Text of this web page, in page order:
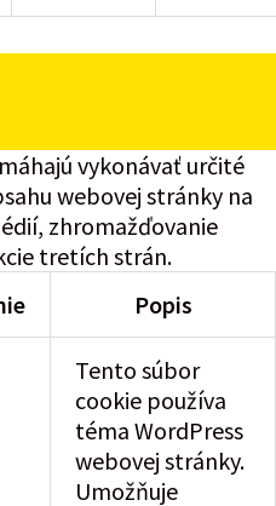
vykonávať určité
webovej stránky na
zhromažďovanie
tretích strán.
Popis
Tento súbor
cookie používa
téma WordPress
webovej stránky.
Umožňuje